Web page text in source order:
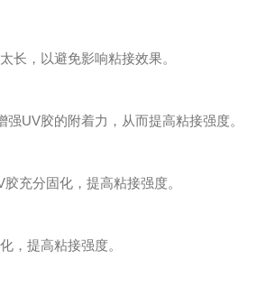
长，以避免影响粘接效果。
UV胶的附着力，从而提高粘接强度。
充分固化，提高粘接强度。
，提高粘接强度。